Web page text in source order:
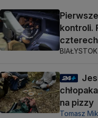
kontroli.
BIAŁYSTOK
na pizzy
Tomasz